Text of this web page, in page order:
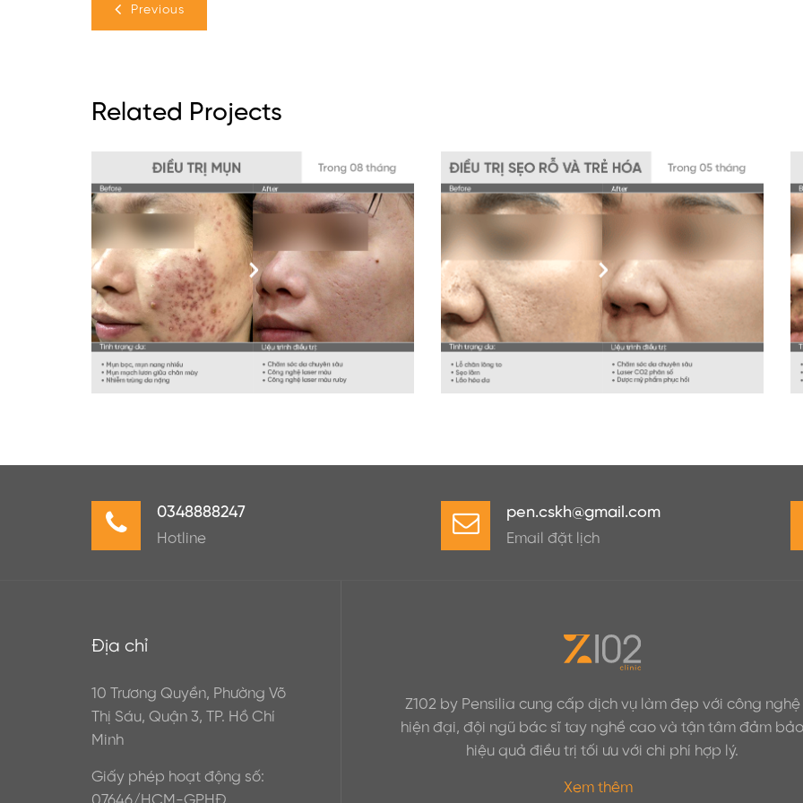
Previous
Related Projects
0348888247
Hotline
pen.cskh@gmail.com
Email đặt lịch
Địa chỉ
10 Trương Quyền, Phường Võ
Thị Sáu, Quận 3, TP. Hồ Chí
Minh
Giấy phép hoạt động số:
Z102 by Pensilia cung cấp dịch vụ làm đẹp với công nghệ
hiện đại, đội ngũ bác sĩ tay nghề cao và tận tâm đảm bảo
hiệu quả điều trị tối ưu với chi phí hợp lý.
Xem thêm